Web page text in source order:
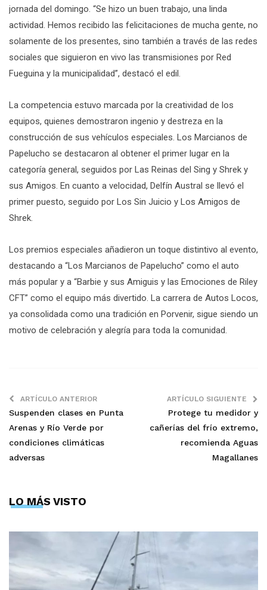
jornada del domingo. “Se hizo un buen trabajo, una linda
actividad. Hemos recibido las felicitaciones de mucha gente, no
solamente de los presentes, sino también a través de las redes
sociales que siguieron en vivo las transmisiones por Red
Fueguina y la municipalidad”, destacó el edil.
La competencia estuvo marcada por la creatividad de los
equipos, quienes demostraron ingenio y destreza en la
construcción de sus vehículos especiales. Los Marcianos de
Papelucho se destacaron al obtener el primer lugar en la
categoría general, seguidos por Las Reinas del Sing y Shrek y
sus Amigos. En cuanto a velocidad, Delfín Austral se llevó el
primer puesto, seguido por Los Sin Juicio y Los Amigos de
Shrek.
Los premios especiales añadieron un toque distintivo al evento,
destacando a “Los Marcianos de Papelucho” como el auto
más popular y a “Barbie y sus Amiguis y las Emociones de Riley
CFT” como el equipo más divertido. La carrera de Autos Locos,
ya consolidada como una tradición en Porvenir, sigue siendo un
motivo de celebración y alegría para toda la comunidad.
ARTÍCULO ANTERIOR
Suspenden clases en Punta
Arenas y Río Verde por
condiciones climáticas
adversas
ARTÍCULO SIGUIENTE
Protege tu medidor y
cañerías del frío extremo,
recomienda Aguas
Magallanes
LO MÁS VISTO